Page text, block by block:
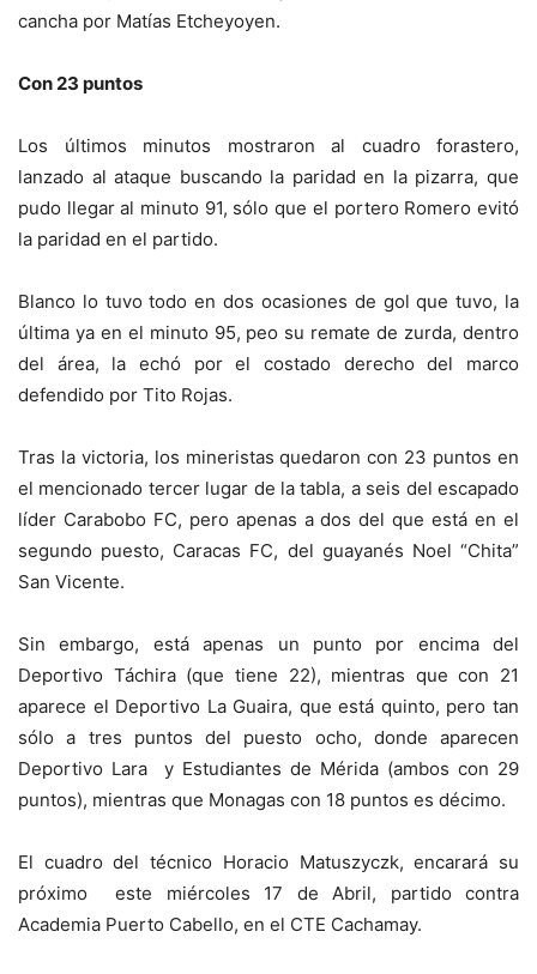
cancha por Matías Etcheyoyen.
Con 23 puntos
Los últimos minutos mostraron al cuadro forastero,
lanzado al ataque buscando la paridad en la pizarra, que
pudo llegar al minuto 91, sólo que el portero Romero evitó
la paridad en el partido.
Blanco lo tuvo todo en dos ocasiones de gol que tuvo, la
última ya en el minuto 95, peo su remate de zurda, dentro
del área, la echó por el costado derecho del marco
defendido por Tito Rojas.
Tras la victoria, los mineristas quedaron con 23 puntos en
el mencionado tercer lugar de la tabla, a seis del escapado
líder Carabobo FC, pero apenas a dos del que está en el
segundo puesto, Caracas FC, del guayanés Noel “Chita”
San Vicente.
Sin embargo, está apenas un punto por encima del
Deportivo Táchira (que tiene 22), mientras que con 21
aparece el Deportivo La Guaira, que está quinto, pero tan
sólo a tres puntos del puesto ocho, donde aparecen
Deportivo Lara y Estudiantes de Mérida (ambos con 29
puntos), mientras que Monagas con 18 puntos es décimo.
El cuadro del técnico Horacio Matuszyczk, encarará su
próximo este miércoles 17 de Abril, partido contra
Academia Puerto Cabello, en el CTE Cachamay.